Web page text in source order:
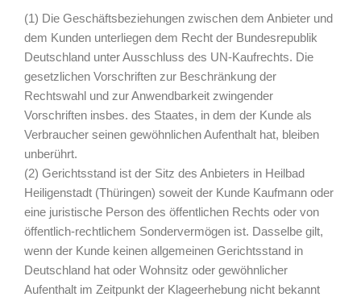
(1) Die Geschäftsbeziehungen zwischen dem Anbieter und
dem Kunden unterliegen dem Recht der Bundesrepublik
Deutschland unter Ausschluss des UN-Kaufrechts. Die
gesetzlichen Vorschriften zur Beschränkung der
Rechtswahl und zur Anwendbarkeit zwingender
Vorschriften insbes. des Staates, in dem der Kunde als
Verbraucher seinen gewöhnlichen Aufenthalt hat, bleiben
unberührt.
(2) Gerichtsstand ist der Sitz des Anbieters in Heilbad
Heiligenstadt (Thüringen) soweit der Kunde Kaufmann oder
eine juristische Person des öffentlichen Rechts oder von
öffentlich-rechtlichem Sondervermögen ist. Dasselbe gilt,
wenn der Kunde keinen allgemeinen Gerichtsstand in
Deutschland hat oder Wohnsitz oder gewöhnlicher
Aufenthalt im Zeitpunkt der Klageerhebung nicht bekannt